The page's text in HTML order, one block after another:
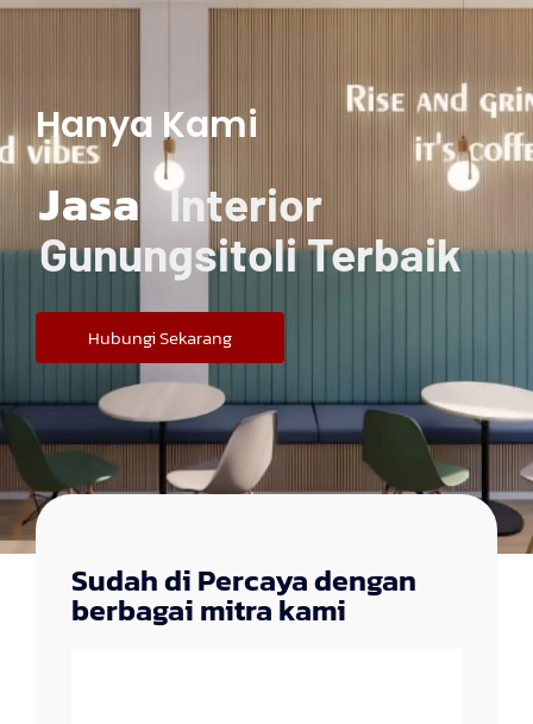
Hanya Kami
Jasa Interior
Gunungsitoli Terbaik
Hubungi Sekarang
Sudah di Percaya dengan
berbagai mitra kami